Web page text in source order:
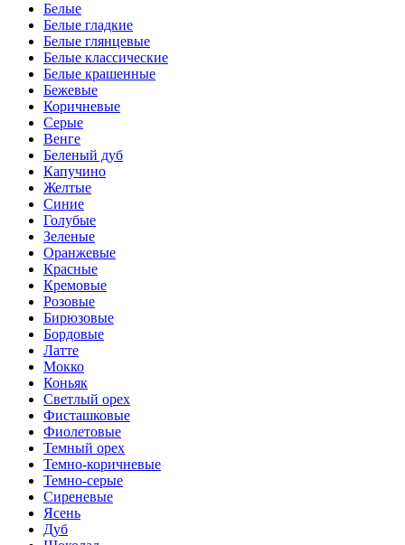
Белые
Белые гладкие
Белые глянцевые
Белые классические
Белые крашенные
Бежевые
Коричневые
Серые
Венге
Беленый дуб
Капучино
Желтые
Синие
Голубые
Зеленые
Оранжевые
Красные
Кремовые
Розовые
Бирюзовые
Бордовые
Латте
Мокко
Коньяк
Светлый орех
Фисташковые
Фиолетовые
Темный орех
Темно-коричневые
Темно-серые
Сиреневые
Ясень
Дуб